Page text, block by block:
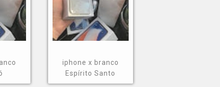
iphone x branco
Espírito Santo